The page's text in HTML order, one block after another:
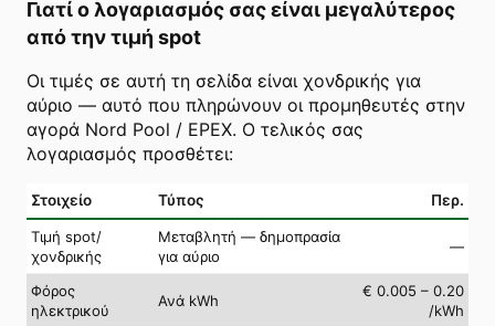
Γιατί ο λογαριασμός σας είναι μεγαλύτερος
από την τιμή spot
Οι τιμές σε αυτή τη σελίδα είναι χονδρικής για
αύριο — αυτό που πληρώνουν οι προμηθευτές στην
αγορά Nord Pool / EPEX. Ο τελικός σας
λογαριασμός προσθέτει:
Στοιχείο Τύπος Περ.
Τιμή spot/
χονδρικής
Μεταβλητή — δημοπρασία
για αύριο
—
Φόρος
ηλεκτρικού
Ανά kWh
€ 0.005 – 0.20
/kWh